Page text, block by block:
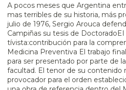
A pocos meses que Argentina
mas terribles de su historia, más
julio de 1976, Sergio Arouca
Campiñas su tesis de
tívista:contribución para la
Medicina Preventiva El trabajo
para ser presentado por parte de
facultad. El tenor de su contenido
provocador para el orden